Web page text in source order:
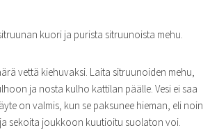
kuori ja purista sitruunoista mehu.
vettä kiehuvaksi. Laita sitruunoiden mehu,
ja nosta kulho kattilan päälle. Vesi ei saa
on valmis, kun se paksunee hieman, eli noin
sekoita joukkoon kuutioitu suolaton voi.